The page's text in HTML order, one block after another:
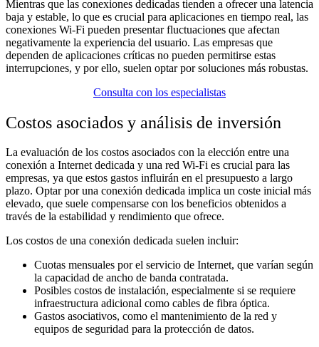
Mientras que las conexiones dedicadas tienden a ofrecer una latencia
baja y estable, lo que es crucial para aplicaciones en tiempo real, las
conexiones Wi-Fi pueden presentar fluctuaciones que afectan
negativamente la experiencia del usuario. Las empresas que
dependen de aplicaciones críticas no pueden permitirse estas
interrupciones, y por ello, suelen optar por soluciones más robustas.
Consulta con los especialistas
Costos asociados y análisis de inversión
La evaluación de los costos asociados con la elección entre una
conexión a Internet dedicada y una red Wi-Fi es crucial para las
empresas, ya que estos gastos influirán en el presupuesto a largo
plazo. Optar por una conexión dedicada implica un coste inicial más
elevado, que suele compensarse con los beneficios obtenidos a
través de la estabilidad y rendimiento que ofrece.
Los costos de una conexión dedicada suelen incluir:
Cuotas mensuales por el servicio de Internet, que varían según
la capacidad de ancho de banda contratada.
Posibles costos de instalación, especialmente si se requiere
infraestructura adicional como cables de fibra óptica.
Gastos asociativos, como el mantenimiento de la red y
equipos de seguridad para la protección de datos.